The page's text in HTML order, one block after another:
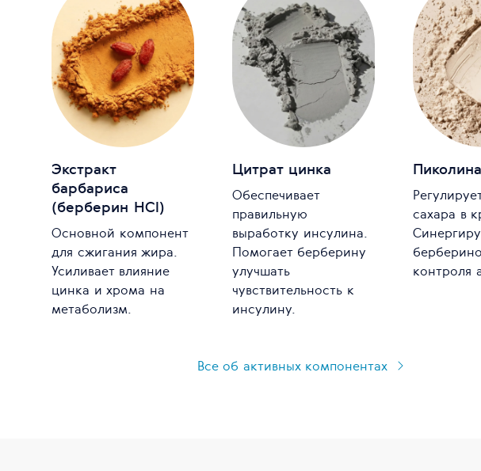
Экстракт
барбариса
(берберин HCl)
Основной компонент
для сжигания жира.
Усиливает влияние
цинка и хрома на
метаболизм.
Цитрат цинка
Обеспечивает
правильную
выработку инсулина.
Помогает берберину
улучшать
чувствительность к
инсулину.
сахара в
контроля
Все об активных компонентах